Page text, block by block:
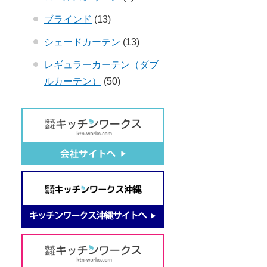
ブラインド (13)
シェードカーテン (13)
レギュラーカーテン（ダブ
ルカーテン）
(50)